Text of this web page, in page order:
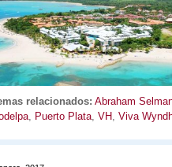
relacionados: Abraham
, Puerto Plata, VH, Viva